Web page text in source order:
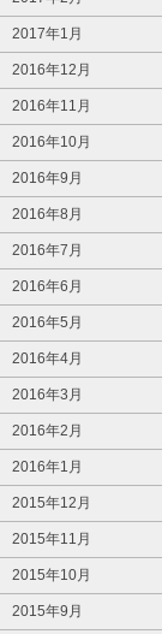
2017年1月
2016年12月
2016年11月
2016年10月
2016年9月
2016年8月
2016年7月
2016年6月
2016年5月
2016年4月
2016年3月
2016年2月
2016年1月
2015年12月
2015年11月
2015年10月
2015年9月